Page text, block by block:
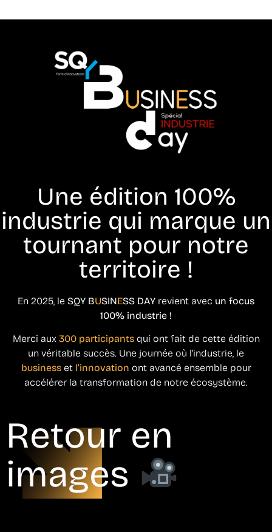
Une édition 100%
industrie qui marque un
tournant pour notre
territoire !
En 2025, le SQY BUSINESS DAY revient avec un focus
100% industrie !
Merci aux 300 participantsqui ont fait de cette édition
un véritable succès. Une journée où l’industrie, le
businesset l’innovation ont avancé ensemble pour
accélérer la transformation de notre écosystème.
Retour en
images